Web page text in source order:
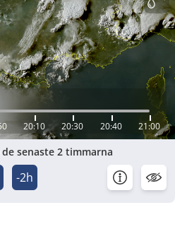
20:10 20:30 20:40 21:00
senaste 2 timmarna
-2h